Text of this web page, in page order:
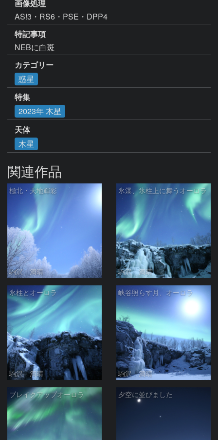
画像処理
AS!3・RS6・PSE・DPP4
特記事項
NEBに白斑
カテゴリー
惑星
特集
2023年 木星
天体
木星
関連作品
極北・天地輝彩
駒沢 満晴
氷瀑、氷柱上に舞うオーロラ
駒沢 満晴
氷柱とオーロラ
駒沢 満晴
峡谷照らす月、オーロラ
駒沢 満晴
ブレイクアップオーロラ 夕空に並びました